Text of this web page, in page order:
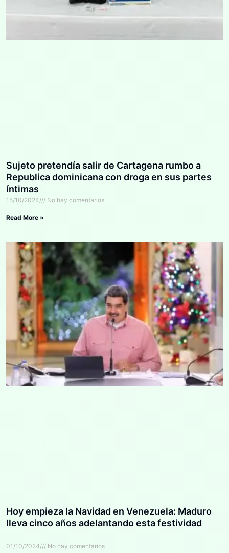
Sujeto pretendía salir de Cartagena rumbo a
Republica dominicana con droga en sus partes
íntimas
15/10/2024 No hay comentarios
Read More »
Hoy empieza la Navidad en Venezuela: Maduro
lleva cinco años adelantando esta festividad
01/10/2024 No hay comentarios